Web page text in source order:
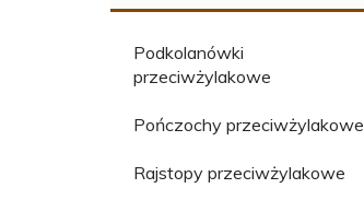
Podkolanówki
przeciwżylakowe
Pończochy przeciwżylakowe
Rajstopy przeciwżylakowe